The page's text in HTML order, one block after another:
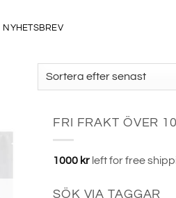
NYHETSBREV
FRI FRAKT ÖVER
1000 kr left for free
SÖK VIA TAGGAR